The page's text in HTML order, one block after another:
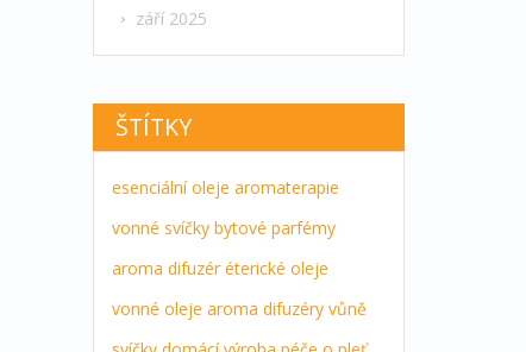
září 2025
ŠTÍTKY
esenciální oleje aromaterapie
vonné svíčky bytové parfémy
aroma difuzér éterické oleje
vonné oleje aroma difuzéry vůně